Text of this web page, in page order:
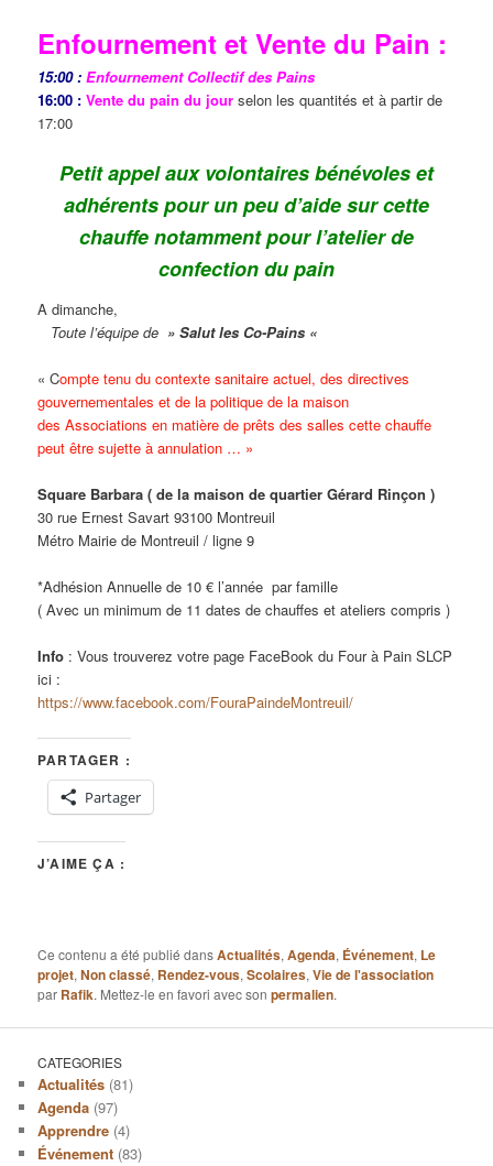
Enfournement et Vente du Pain :
15:00 : Enfournement Collectif des Pains
16:00 : Vente du pain du jour selon les quantités et à partir de
17:00
Petit appel aux volontaires bénévoles et
adhérents pour un peu d’aide sur cette
chauffe notamment pour l’atelier de
confection du pain
A dimanche,
Toute l’équipe de » Salut les Co-Pains «
« Compte tenu du contexte sanitaire actuel, des directives
gouvernementales et de la politique de la maison
des Associations en matière de prêts des salles cette chauffe
peut être sujette à annulation … »
Square Barbara ( de la maison de quartier Gérard Rinçon )
30 rue Ernest Savart 93100 Montreuil
Métro Mairie de Montreuil / ligne 9
*Adhésion Annuelle de 10 € l’année par famille
( Avec un minimum de 11 dates de chauffes et ateliers compris )
Info : Vous trouverez votre page FaceBook du Four à Pain SLCP
ici :
https://www.facebook.com/FouraPaindeMontreuil/
PARTAGER :
Partager
J’AIME ÇA :
Ce contenu a été publié dansActualités,Agenda, Événement, Le
projet,Non classé, Rendez-vous,Scolaires,Vie de l'association
par Rafik. Mettez-le en favori avec sonpermalien.
CATEGORIES
Actualités (81)
Agenda (97)
Apprendre (4)
Événement (83)